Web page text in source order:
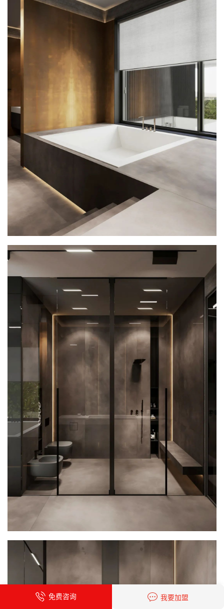
免费咨询 我要加盟